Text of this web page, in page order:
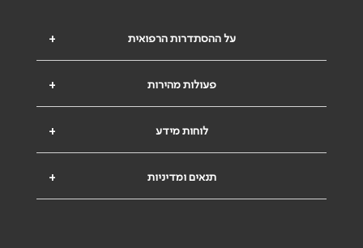
+ על ההסתדרות הרפואית
+ פעולות מהירות
+ לוחות מידע
+ תנאים ומדיניות